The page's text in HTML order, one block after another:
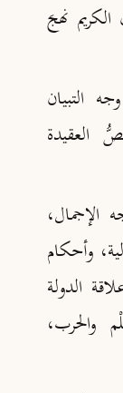
نهجَ
التبيان
العقيدة
وأحكام
الدولة
والحرب،